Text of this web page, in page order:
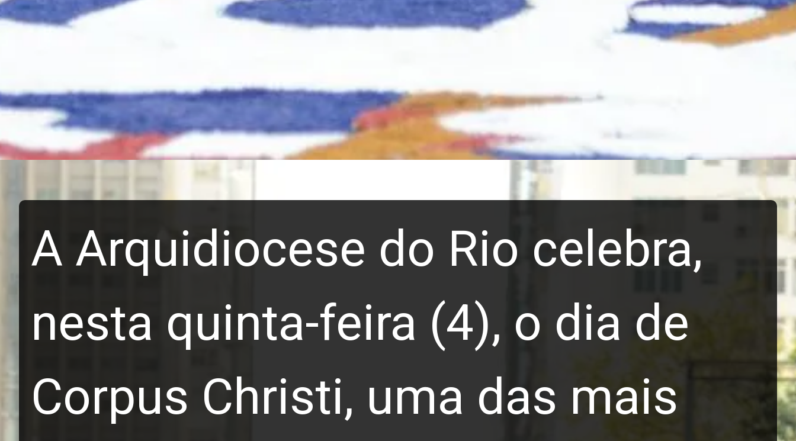
A Arquidiocese do Rio celebra,
nesta quinta-feira (4), o dia de
Corpus Christi, uma das mais